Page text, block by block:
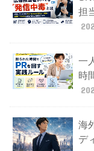
担
一
時
海
デ